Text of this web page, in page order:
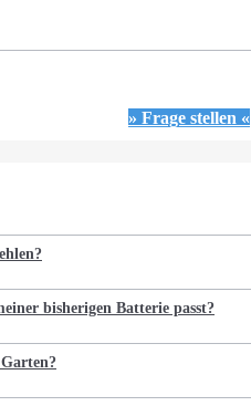
» Frage stellen «
bisherigen Batterie passt?